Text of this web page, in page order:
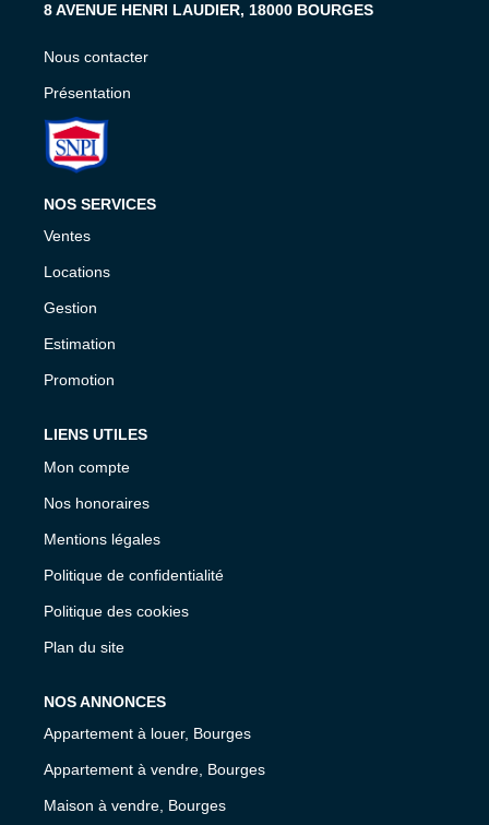
8 AVENUE HENRI LAUDIER, 18000 BOURGES
Nous contacter
Présentation
NOS SERVICES
Ventes
Locations
Gestion
Estimation
Promotion
LIENS UTILES
Mon compte
Nos honoraires
Mentions légales
Politique de confidentialité
Politique des cookies
Plan du site
NOS ANNONCES
Appartement à louer, Bourges
Appartement à vendre, Bourges
Maison à vendre, Bourges